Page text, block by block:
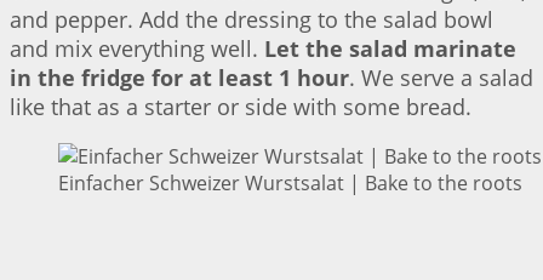
and pepper. Add the dressing to the salad bowl
and mix everything well. Let the salad marinate
in the fridge for at least 1 hour. We serve a salad
like that as a starter or side with some bread.
Einfacher Schweizer Wurstsalat | Bake to the roots